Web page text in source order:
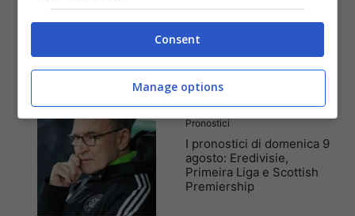
momento complicato
Pronostici
I pronostici di domenica 9
agosto: Eredivisie,
Primeira Liga e Scottish
Premiership
Consent
Manage options